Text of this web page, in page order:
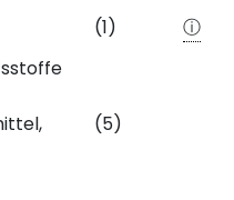
(1)
ⓘ
(5)